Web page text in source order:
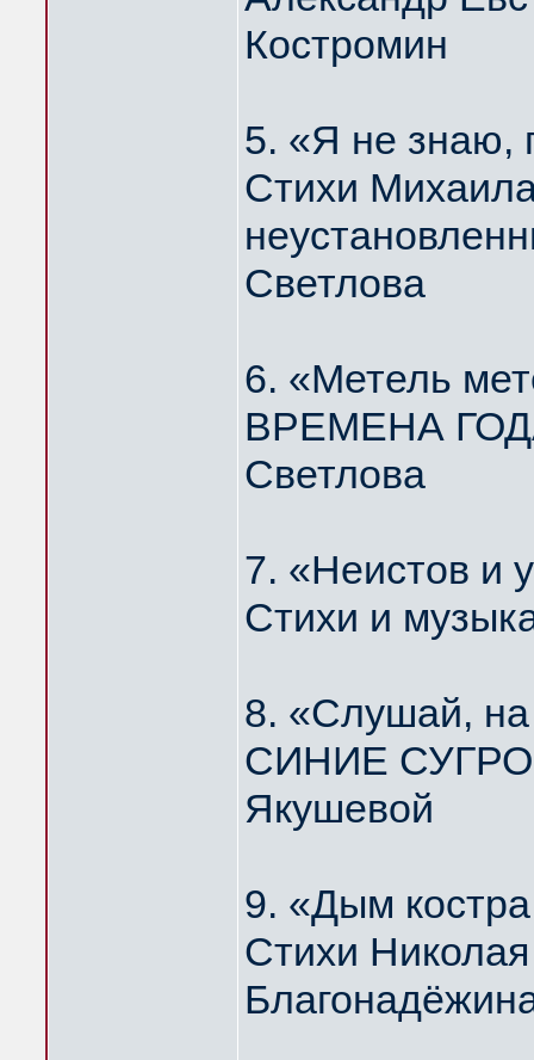
Костромин
5. «Я не знаю,
Стихи
Светлова
6. «Метель
ВРЕМЕНА
Светлова
7. «Неистов
Стихи и
8. «Слушай,
СИНИЕ
Якушевой
9. «Дым
Стихи